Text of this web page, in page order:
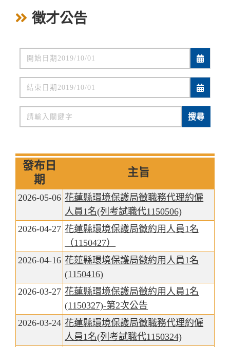
徵才公告
關鍵字 搜尋
發布日
期
主旨
2026-05-06 花蓮縣環境保護局徵職務代理約僱
人員1名(列考試職代1150506)
2026-04-27 花蓮縣環境保護局徵約用人員1名
（1150427）
2026-04-16 花蓮縣環境保護局徵約用人員1名
(1150416)
2026-03-27 花蓮縣環境保護局徵約用人員1名
(1150327)-第2次公告
2026-03-24 花蓮縣環境保護局徵職務代理約僱
人員1名(列考試職代1150324)